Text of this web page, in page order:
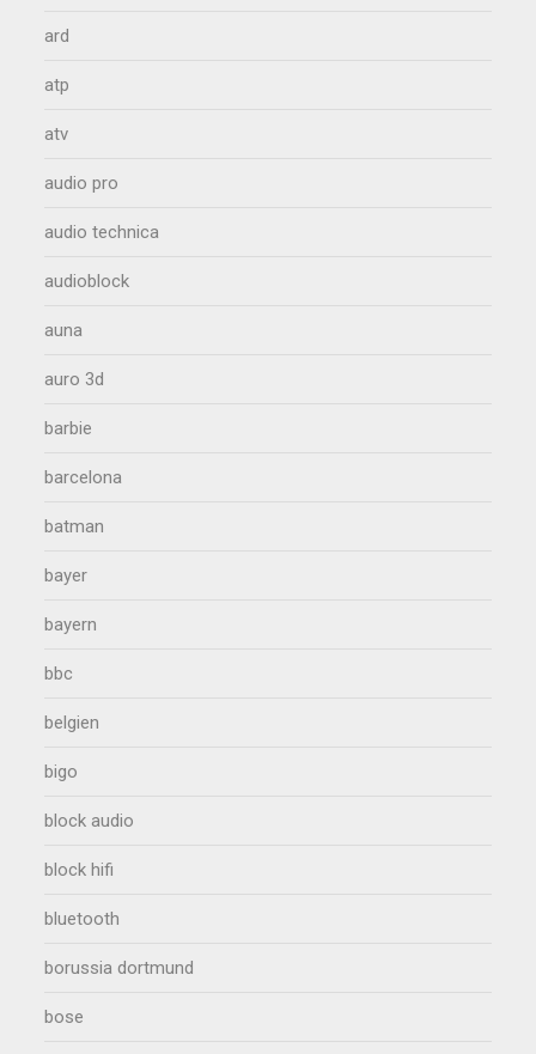
ard
atp
atv
audio pro
audio technica
audioblock
auna
auro 3d
barbie
barcelona
batman
bayer
bayern
bbc
belgien
bigo
block audio
block hifi
bluetooth
borussia dortmund
bose